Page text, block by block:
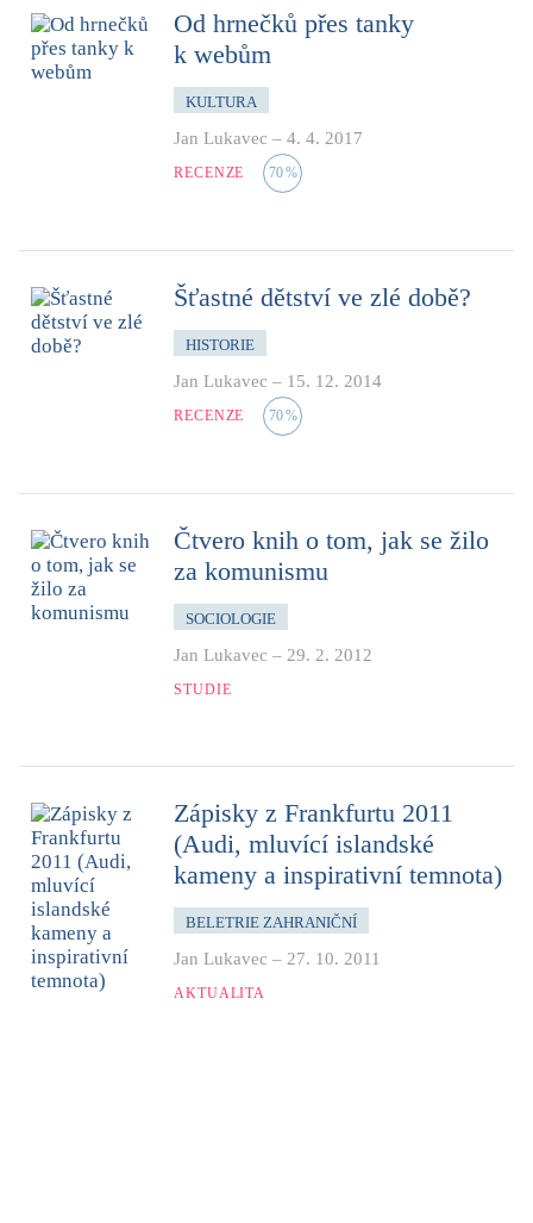
Od hrnečků přes tanky
k webům
KULTURA
Jan Lukavec – 4. 4. 2017
RECENZE 70%
Šťastné dětství ve zlé době?
HISTORIE
Jan Lukavec – 15. 12. 2014
RECENZE 70%
Čtvero knih o tom, jak se žilo
za komunismu
SOCIOLOGIE
Jan Lukavec – 29. 2. 2012
STUDIE
Zápisky z Frankfurtu 2011
(Audi, mluvící islandské
kameny a inspirativní temnota)
BELETRIE ZAHRANIČNÍ
Jan Lukavec – 27. 10. 2011
AKTUALITA